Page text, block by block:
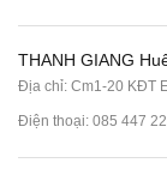
THANH GIANG
Địa chỉ: Cm1-20 KĐT
Điện thoại: 085 447